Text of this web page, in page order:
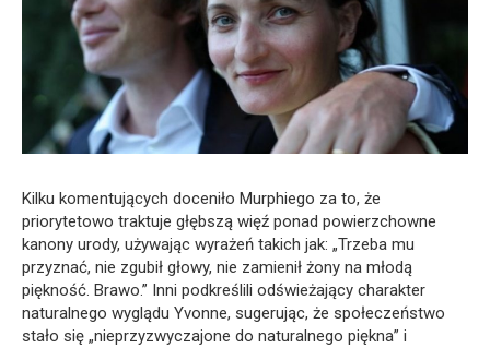
Kilku komentujących doceniło Murphiego za to, że
priorytetowo traktuje głębszą więź ponad powierzchowne
kanony urody, używając wyrażeń takich jak: „Trzeba mu
przyznać, nie zgubił głowy, nie zamienił żony na młodą
piękność. Brawo.” Inni podkreślili odświeżający charakter
naturalnego wyglądu Yvonne, sugerując, że społeczeństwo
stało się „nieprzyzwyczajone do naturalnego piękna” i